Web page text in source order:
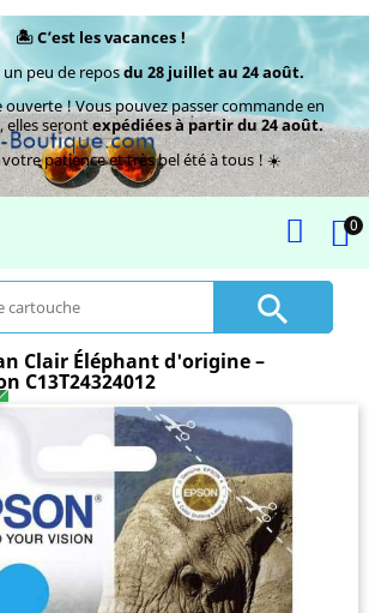
🏝️ C’est les vacances !
peu de reposdu 28 juillet au 24 août.
! Vous pouvez passer commande en
elles serontexpédiées à partir du 24 août.
patience et très bel été à tous ! ☀️
0

Clair Éléphant d'origine –
C13T24324012